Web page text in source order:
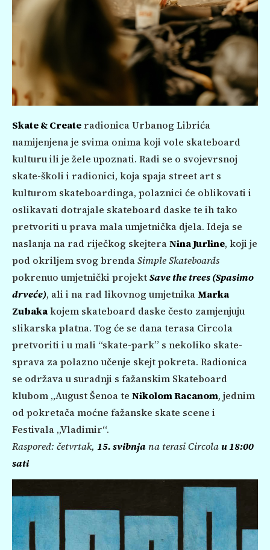
Skate & Create radionica Urbanog Librića
namijenjena je svima onima koji vole skateboard
kulturu ili je žele upoznati. Radi se o svojevrsnoj
skate-školi i radionici, koja spaja street art s
kulturom skateboardinga, polaznici će oblikovati i
oslikavati dotrajale skateboard daske te ih tako
pretvoriti u prava mala umjetnička djela. Ideja se
naslanja na rad riječkog skejteraNina Jurline, koji je
pod okriljem svog brendaSimple Skateboards
pokrenuo umjetnički projektSave the trees (Spasimo
drveće), ali i na rad likovnog umjetnikaMarka
Zubakakojem skateboard daske često zamjenjuju
slikarska platna. Tog će se dana terasa Circola
pretvoriti i u mali “skate-park” s nekoliko skate-
sprava za polazno učenje skejt pokreta. Radionica
se održava u suradnji s fažanskim Skateboard
klubom „August Šenoa te Nikolom Racanom, jednim
od pokretača moćne fažanske skate scene i
Festivala „Vladimir“.
Raspored: četvrtak, 15. svibnja na terasi Circolau 18:00
sati